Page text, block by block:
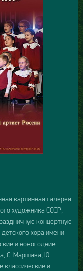
картинная галерея
художника СССР,
концертную
хора имени
и новогодние
С. Маршака, Ю.
классические и